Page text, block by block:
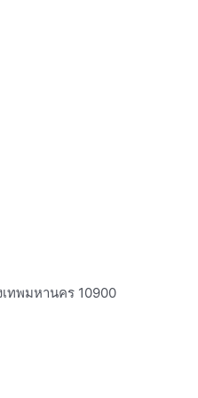
ทพมหานคร 10900